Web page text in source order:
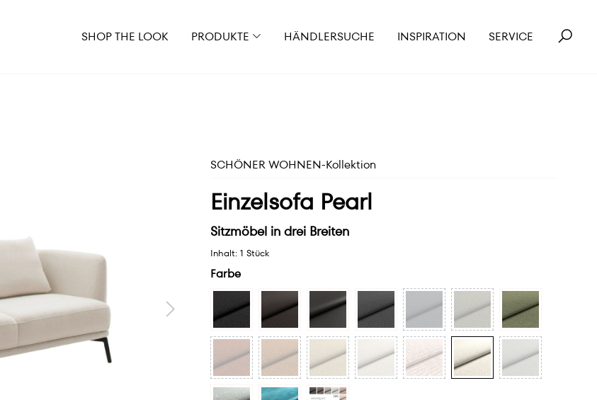
SHOP THE LOOK PRODUKTE HÄNDLERSUCHE INSPIRATION SERVICE
SCHÖNER WOHNEN-Kollektion
Einzelsofa Pearl
Sitzmöbel in drei Breiten
Inhalt: 1 Stück
Farbe